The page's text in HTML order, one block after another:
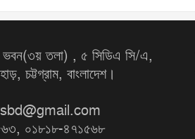
ভবন(৩য় তলা) , ৫ সিডিএ সি/এ,
চট্টগ্রাম, বাংলাদেশ।
০১৮১৮-৪৭১৫৬৮